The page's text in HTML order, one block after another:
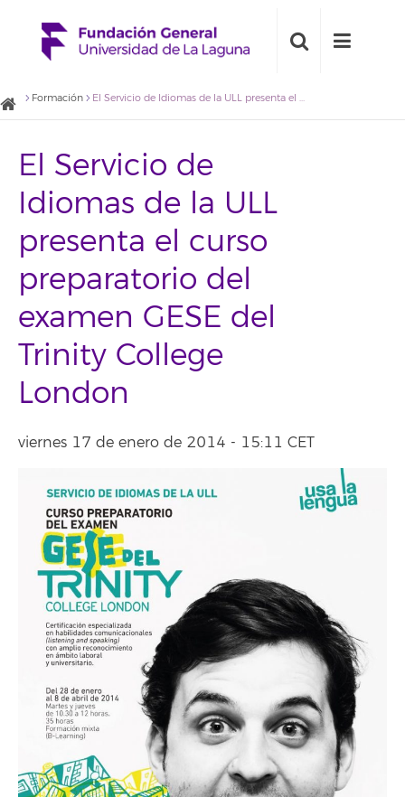
Formación El Servicio de Idiomas de la ULL presenta el curso preparatorio del examen GESE del Trinity College London
El Servicio de
Idiomas de la ULL
presenta el curso
preparatorio del
examen GESE del
Trinity College
London
viernes 17 de enero de 2014 - 15:11 CET